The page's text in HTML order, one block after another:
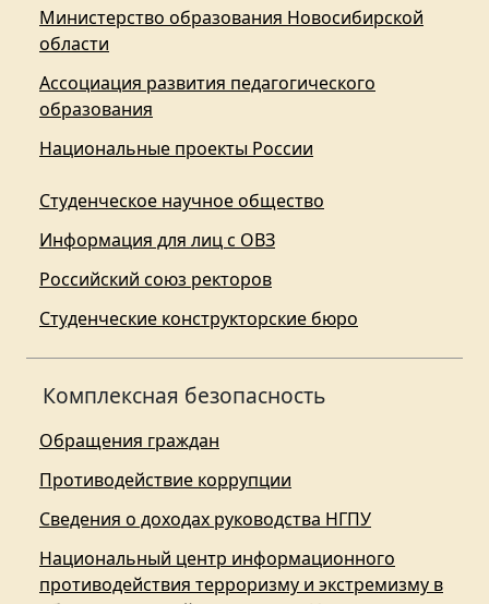
Министерство образования Новосибирской
области
Ассоциация развития педагогического
образования
Национальные проекты России
Студенческое научное общество
Информация для лиц с ОВЗ
Российский союз ректоров
Студенческие конструкторские бюро
Комплексная безопасность
Обращения граждан
Противодействие коррупции
Сведения о доходах руководства НГПУ
Национальный центр информационного
противодействия терроризму и экстремизму в